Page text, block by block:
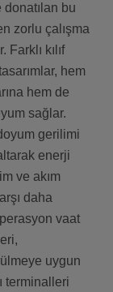
bu
zorlu çalışma
kılıf
hem
hem de
sağlar.
gerilimi
enerji
ve akım
daha
vaat
uygun
terminalleri